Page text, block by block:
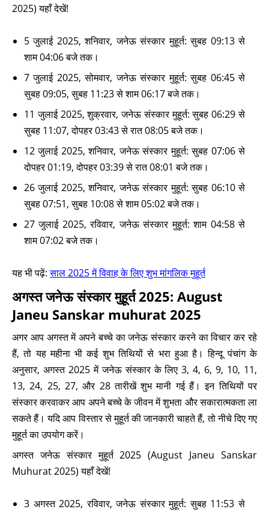
2025) यहाँ देखें!
5 जुलाई 2025, शनिवार, जनेऊ संस्कार मुहूर्त: सुबह 09:13 से
शाम 04:06 बजे तक।
7 जुलाई 2025, सोमवार, जनेऊ संस्कार मुहूर्त: सुबह 06:45 से
सुबह 09:05, सुबह 11:23 से शाम 06:17 बजे तक।
11 जुलाई 2025, शुक्रवार, जनेऊ संस्कार मुहूर्त: सुबह 06:29 से
सुबह 11:07, दोपहर 03:43 से रात 08:05 बजे तक।
12 जुलाई 2025, शनिवार, जनेऊ संस्कार मुहूर्त: सुबह 07:06 से
दोपहर 01:19, दोपहर 03:39 से रात 08:01 बजे तक।
26 जुलाई 2025, शनिवार, जनेऊ संस्कार मुहूर्त: सुबह 06:10 से
सुबह 07:51, सुबह 10:08 से शाम 05:02 बजे तक।
27 जुलाई 2025, रविवार, जनेऊ संस्कार मुहूर्त: शाम 04:58 से
शाम 07:02 बजे तक।
यह भी पढ़ें:साल 2025 में विवाह के लिए शुभ मांगलिक मुहूर्त
अगस्त जनेऊ संस्कार मुहूर्त 2025: August
Janeu Sanskar muhurat 2025
अगर आप अगस्त में अपने बच्चे का जनेऊ संस्कार करने का विचार कर रहे
हैं, तो यह महीना भी कई शुभ तिथियों से भरा हुआ है। हिन्दू पंचांग के
अनुसार, अगस्त 2025 में जनेऊ संस्कार के लिए 3, 4, 6, 9, 10, 11,
13, 24, 25, 27, और 28 तारीखें शुभ मानी गई हैं। इन तिथियों पर
संस्कार करवाकर आप अपने बच्चे के जीवन में शुभता और सकारात्मकता ला
सकते हैं। यदि आप विस्तार से मुहूर्त की जानकारी चाहते हैं, तो नीचे दिए गए
मुहूर्त का उपयोग करें।
अगस्त जनेऊ संस्कार मुहूर्त 2025 (August Janeu Sanskar
Muhurat 2025) यहाँ देखें!
3 अगस्त 2025, रविवार, जनेऊ संस्कार मुहूर्त: सुबह 11:53 से